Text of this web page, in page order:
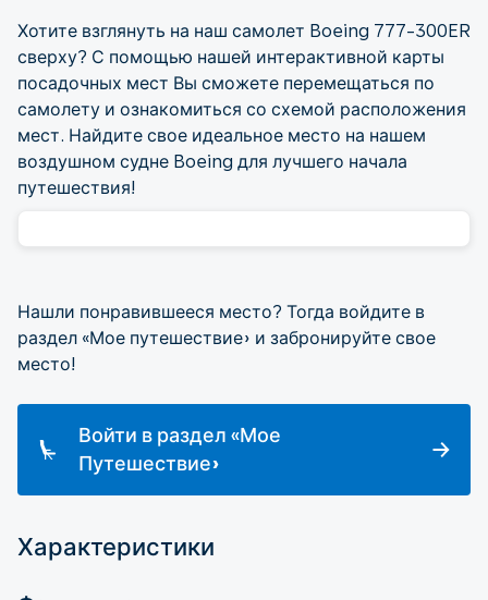
Хотите взглянуть на наш самолет Boeing 777-300ER
сверху? С помощью нашей интерактивной карты
посадочных мест Вы сможете перемещаться по
самолету и ознакомиться со схемой расположения
мест. Найдите свое идеальное место на нашем
воздушном судне Boeing для лучшего начала
путешествия!
Нашли понравившееся место? Тогда войдите в
раздел «Мое путешествие» и забронируйте свое
место!
Войти в раздел «Мое
Путешествие»
Характеристики